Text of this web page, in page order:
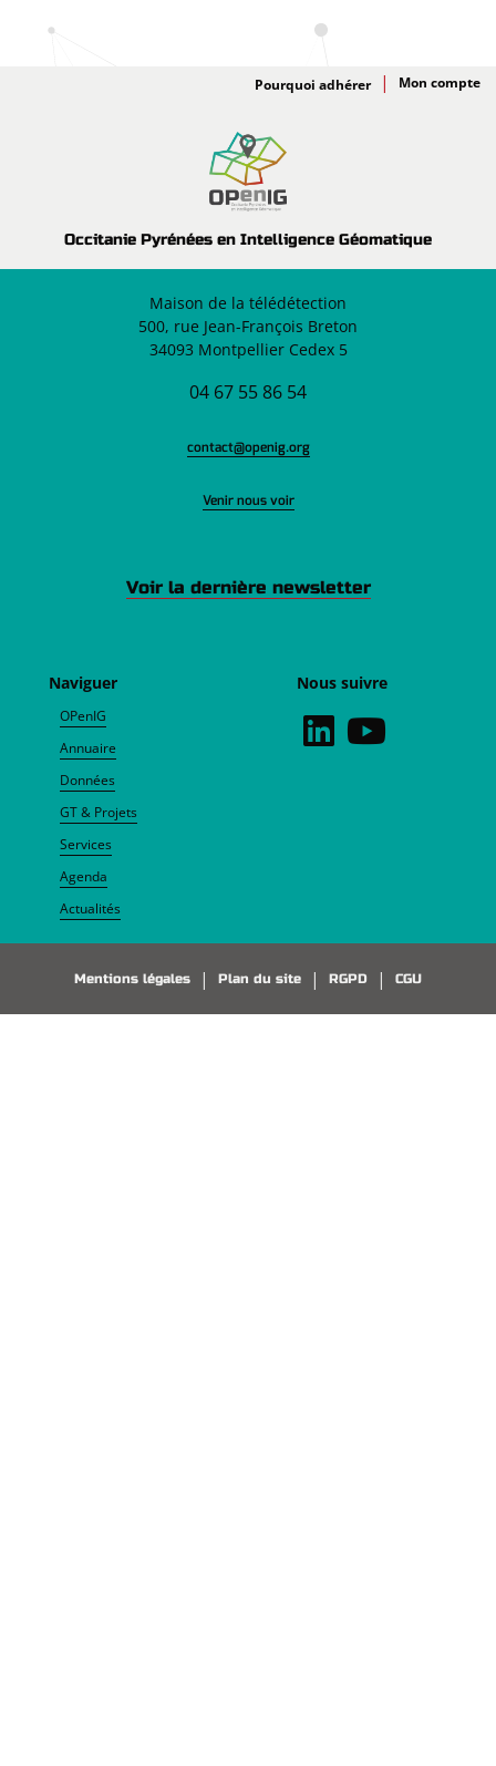
Occitanie Pyrénées en Intelligence Géomatique
Adhésion
Pourquoi adhérer
Naviguer
OPenIG
Annuaire
Données
GT & Projets
Services
Agenda
Actualités
Maison de la télédétection
500, rue Jean-François Breton
34093 Montpellier Cedex 5
04 67 55 86 54
contact@openig.org
Venir nous voir
Nous suivre
Voir la dernière newsletter
Mentions légales Plan du site RGPD CGU